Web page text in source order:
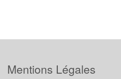
Mentions Légales